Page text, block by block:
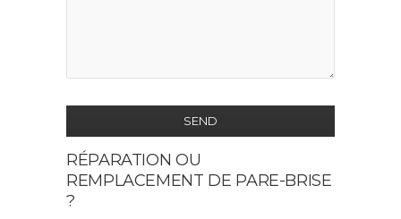
SEND
This
field
should
RÉPARATION OU
REMPLACEMENT DE PARE-BRISE
?